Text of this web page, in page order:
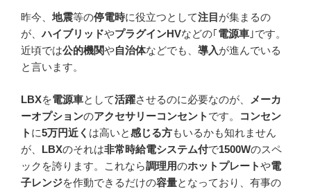
昨今、 地震等の停電時に役立つとして注目 が集まるの
が、ハイブリッドやプラグインHVなどの｢電源車 ｣です。
近頃では公的機関や自治体などでも、 導入が進んでいる
と言います。
LBXを電源車として活躍させるのに必要なのが、
メーカ
ーオプションのアクセサリーコンセント です。
コンセン
ト に5万円近く は高いと感じる方もいるかも知れません
が、 LBXのそれは非常時給電システム付で1500Wのスペ
ックを誇ります。これなら調理用のホットプレートや電
子レンジを作動できるだけの容量となっており、有事の